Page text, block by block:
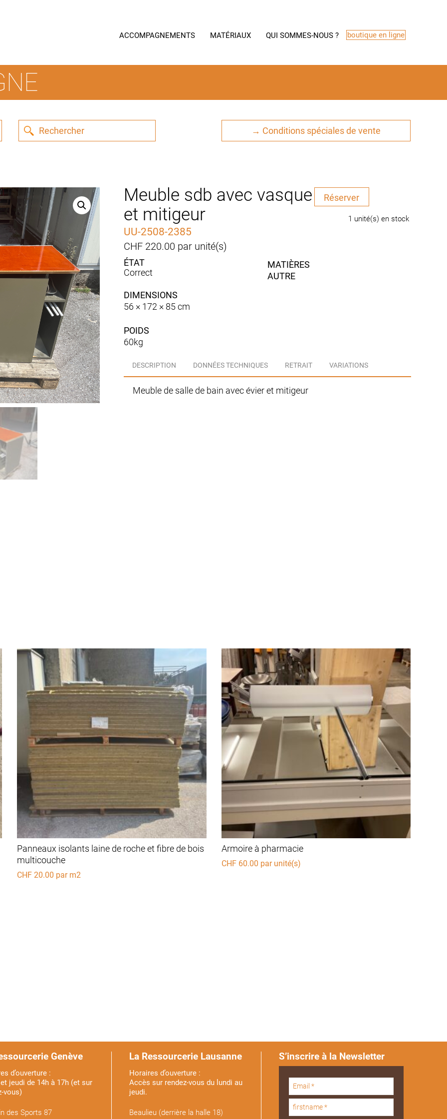
ACCOMPAGNEMENTS MATÉRIAUX QUI SOMMES-NOUS ? boutique en ligne
→ Conditions spéciales de vente
Meuble sdb avec vasque
et mitigeur
UU-2508-2385
1 unité(s) en stock
CHF 220.00 par unité(s)
MATIÈRES
AUTRE
Correct
DIMENSIONS
56 × 172 × 85 cm
POIDS
60kg
quantité
de
Réserver
DESCRIPTION DONNÉES TECHNIQUES RETRAIT VARIATIONS
Meuble de salle de bain avec évier et mitigeur
Panneaux isolants laine de roche et fibre de bois
multicouche
CHF20.00 par m2
Armoire à pharmacie
CHF60.00 par unité(s)
Genève
d’ouverture :
jeudi de 14h à 17h (et sur
vous)
des Sports 87
La Ressourcerie Lausanne
Horaires d’ouverture :
Accès sur rendez-vous du lundi au
jeudi.
Beaulieu (derrière la halle 18)
S’inscrire à la Newsletter